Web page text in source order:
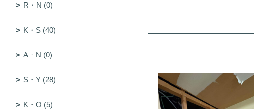
R・N (0)
K・S (40)
A・N (0)
S・Y (28)
K・O (5)